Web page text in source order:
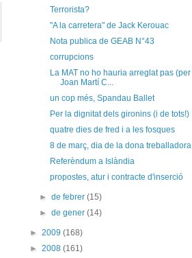
Terrorista?
"A la carretera" de Jack Kerouac
Nota publica de GEAB N°43
corrupcions
La MAT no ho hauria arreglat pas (per
Joan Martí C...
un cop més, Spandau Ballet
Per la dignitat dels gironins (i de tots!)
quatre dies de fred i a les fosques
8 de març, dia de la dona treballadora
Referèndum a Islàndia
propostes, atur i contracte d'inserció
►de febrer(15)
►de gener(14)
► 2009 (168)
► 2008 (161)